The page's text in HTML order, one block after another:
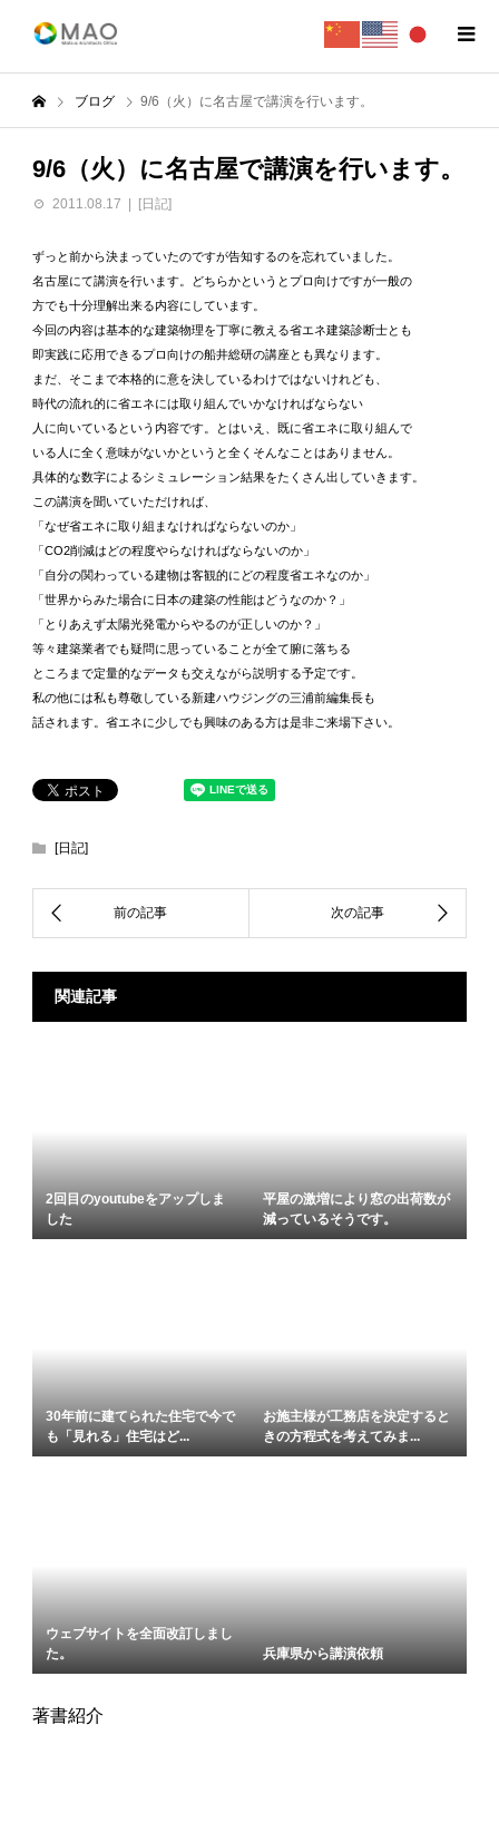
ブログ 9/6（火）に名古屋で講演を行います。
9/6（火）に名古屋で講演を行います。
2011.08.17 [日記]
ずっと前から決まっていたのですが告知するのを忘れていました。
名古屋にて講演を行います。どちらかというとプロ向けですが一般の
方でも十分理解出来る内容にしています。
今回の内容は基本的な建築物理を丁寧に教える省エネ建築診断士とも
即実践に応用できるプロ向けの船井総研の講座とも異なります。
まだ、そこまで本格的に意を決しているわけではないけれども、
時代の流れ的に省エネには取り組んでいかなければならない
人に向いているという内容です。とはいえ、既に省エネに取り組んで
いる人に全く意味がないかというと全くそんなことはありません。
具体的な数字によるシミュレーション結果をたくさん出していきます。
この講演を聞いていただければ、
「なぜ省エネに取り組まなければならないのか」
「CO2削減はどの程度やらなければならないのか」
「自分の関わっている建物は客観的にどの程度省エネなのか」
「世界からみた場合に日本の建築の性能はどうなのか？」
「とりあえず太陽光発電からやるのが正しいのか？」
等々建築業者でも疑問に思っていることが全て腑に落ちる
ところまで定量的なデータも交えながら説明する予定です。
私の他には私も尊敬している新建ハウジングの三浦前編集長も
話されます。省エネに少しでも興味のある方は是非ご来場下さい。
[日記]
関連記事
2回目のyoutubeをアップしま
した
平屋の激増により窓の出荷数が
減っているそうです。
30年前に建てられた住宅で今で
も「見れる」住宅はど...
お施主様が工務店を決定すると
きの方程式を考えてみま...
ウェブサイトを全面改訂しまし
た。
兵庫県から講演依頼
著書紹介